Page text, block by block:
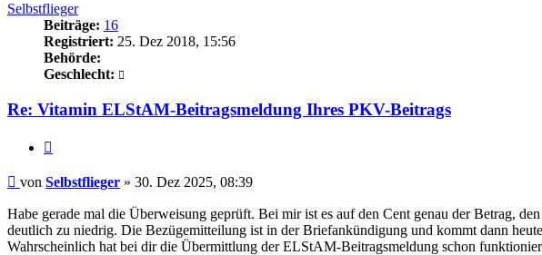
Selbstflieger
Beiträge: 16
Registriert: 25. Dez 2018, 15:56
Behörde:
Geschlecht:
Re: Vitamin ELStAM-Beitragsmeldung Ihres PKV-Beitrags
Beitrag
von Selbstflieger » 30. Dez 2025, 08:39
Habe gerade mal die Überweisung geprüft. Bei mir ist es auf den Cent genau der Betrag,
deutlich zu niedrig. Die Bezügemitteilung ist in der Briefankündigung und kommt dann
Wahrscheinlich hat bei dir die Übermittlung der ELStAM-Beitragsmeldung schon